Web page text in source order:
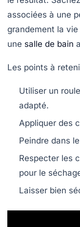
associées à une
grandement la
une salle de bain
Les points à
Utiliser un
adapté.
Appliquer des
Peindre dans
Respecter les
pour le
Laisser bien